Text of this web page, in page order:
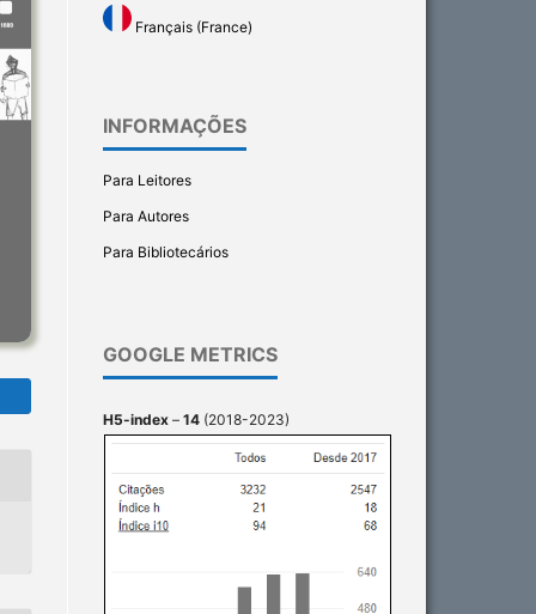
Français (France)
INFORMAÇÕES
Para Leitores
Para Autores
Para Bibliotecários
GOOGLE METRICS
H5-index – 14 (2018-2023)